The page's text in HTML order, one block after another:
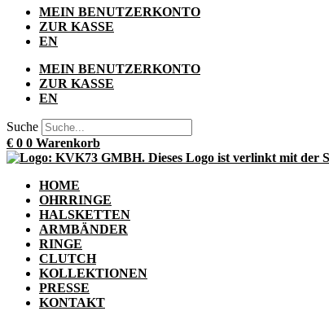
MEIN BENUTZERKONTO
ZUR KASSE
EN
MEIN BENUTZERKONTO
ZUR KASSE
EN
Suche
€ 0 0 Warenkorb
HOME
OHRRINGE
HALSKETTEN
ARMBÄNDER
RINGE
CLUTCH
KOLLEKTIONEN
PRESSE
KONTAKT